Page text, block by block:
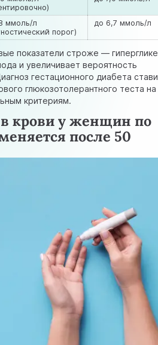
ммоль/л
порог)
до 6,7 ммоль/л
показатели строже —
и увеличивает вероятность
гестационного диабета
глюкозотолерантного теста
критериям.
в крови у женщин по
после 50